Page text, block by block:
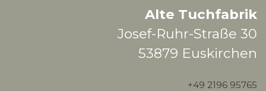
Alte Tuchfabrik
Josef-Ruhr-Straße 30
53879 Euskirchen
+49 2196 95765